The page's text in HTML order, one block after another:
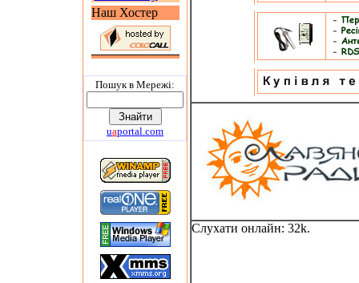
Наш Хостер
Пошук в Мережi:
uaportal.com
Слухати онлайн: 32k.